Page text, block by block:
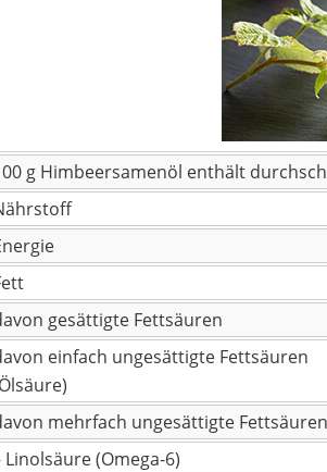
g Himbeersamenöl enthält
gesättigte Fettsäuren
einfach ungesättigte Fettsäuren
mehrfach ungesättigte Fettsäuren
Linolsäure (Omega-6)